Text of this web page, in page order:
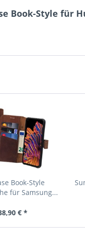
Book-Style für
Book-Style
für Samsung...
€ *